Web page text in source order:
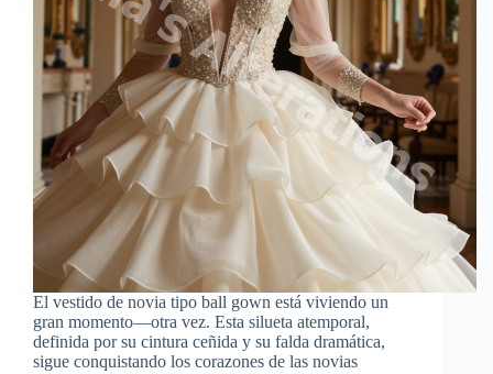
El vestido de novia tipo ball gown está viviendo un
gran momento—otra vez. Esta silueta atemporal,
definida por su cintura ceñida y su falda dramática,
sigue conquistando los corazones de las novias